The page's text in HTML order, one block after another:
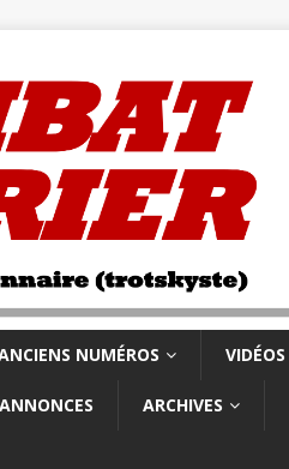
NUMÉROS VIDÉOS
ANNONCES ARCHIVES